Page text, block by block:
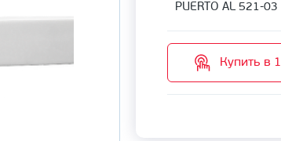
PUERTO AL 521-03
Купить в